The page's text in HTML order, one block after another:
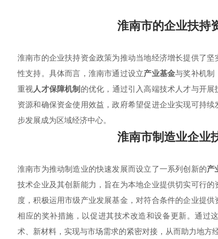
淮南市的企业扶持
淮南市的企业扶持资金政策为推动当地经济增长提供了
性支持。具体而言，淮南市通过设立产业基金与奖补机制
重视人才保障机制的优化，通过引入高端技术人才与开
资源和确保资金使用效益，政府希望促进企业实现可持
步发展成为区域经济中心。
淮南市制造业企业
淮南市为推动制造业的快速发展而设立了一系列创新的产
技术企业及其创新能力，旨在为本地企业提供切实可行
度，积极运用市级产业发展基金，对符合条件的企业提
相应的奖补措施，以促进其技术改造和设备更新。通过
术、新材料，实现与市场需求的紧密对接，从而助力地方